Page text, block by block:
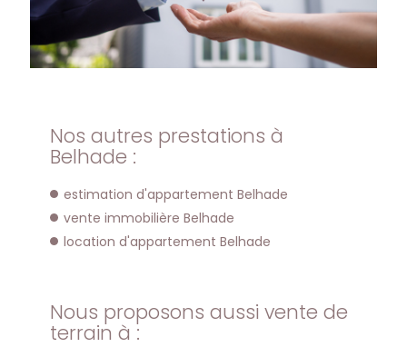
Nos autres prestations à
Belhade :
estimation d'appartement Belhade
vente immobilière Belhade
location d'appartement Belhade
Nous proposons aussi vente de
terrain à :